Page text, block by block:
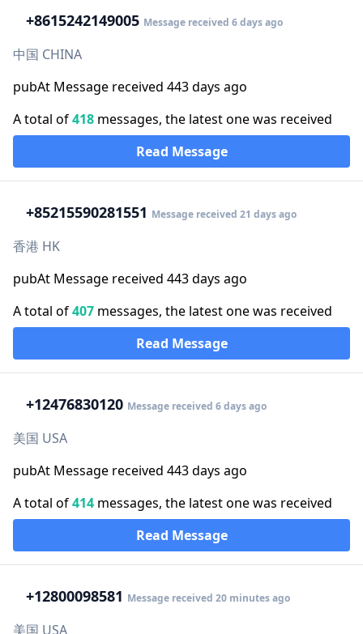
+8615242149005 Message received 6 days ago
中国 CHINA
pubAt Message received 443 days ago
A total of418 messages, the latest one was received
Read Message
+85215590281551 Message received 21 days ago
香港 HK
pubAt Message received 443 days ago
A total of407 messages, the latest one was received
Read Message
+12476830120 Message received 6 days ago
美国 USA
pubAt Message received 443 days ago
A total of414 messages, the latest one was received
Read Message
+12800098581 Message received 20 minutes ago
美国 USA